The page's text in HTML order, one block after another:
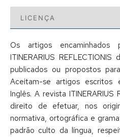
LICENÇA
Os artigos
ITINERARIUS
publicados ou propostos
Aceitam-se artigos escritos
Inglês. A revista ITINERARIUS
direito de efetuar, nos
normativa, ortográfica e
padrão culto da língua,